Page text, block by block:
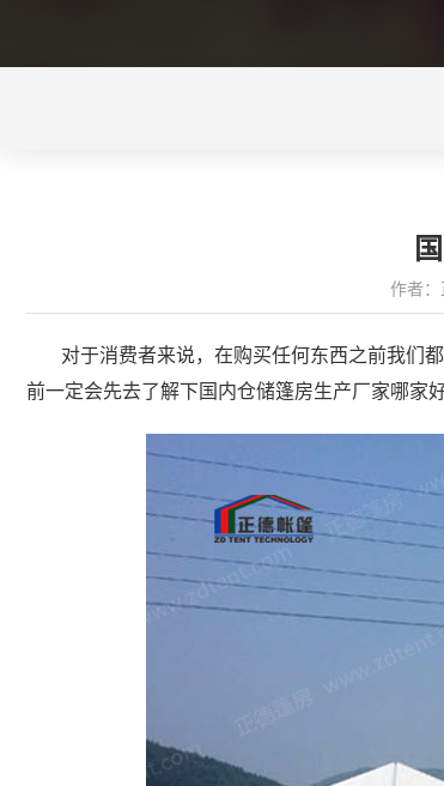
作者
对于消费者来说，在购买任何东西之前我们
前一定会先去了解下国内仓储篷房生产厂家哪家